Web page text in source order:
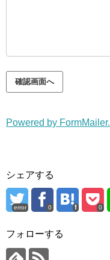
Powered by FormMailer.
シェアする
error 0 0
フォローする